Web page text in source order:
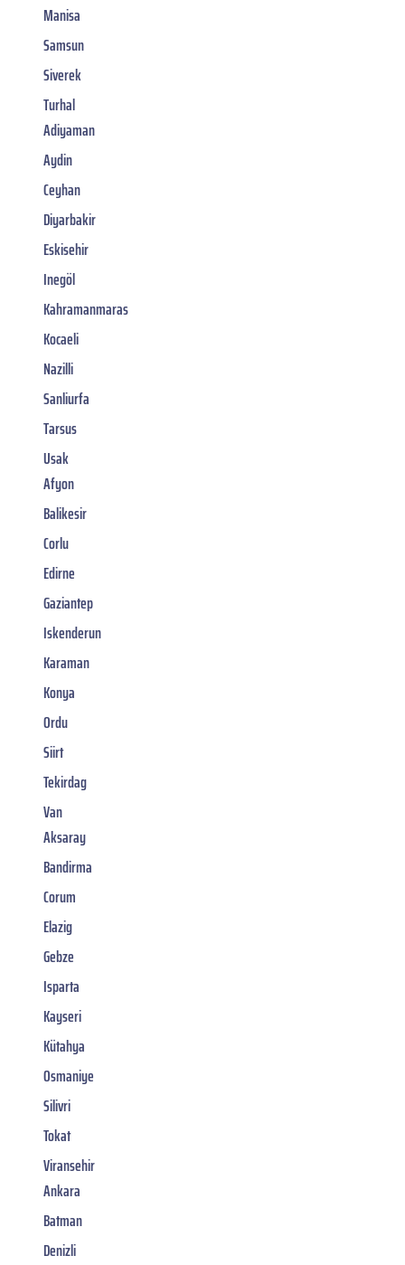
Manisa
Samsun
Siverek
Turhal
Adiyaman
Aydin
Ceyhan
Diyarbakir
Eskisehir
Inegöl
Kahramanmaras
Kocaeli
Nazilli
Sanliurfa
Tarsus
Usak
Afyon
Balikesir
Corlu
Edirne
Gaziantep
Iskenderun
Karaman
Konya
Ordu
Siirt
Tekirdag
Van
Aksaray
Bandirma
Corum
Elazig
Gebze
Isparta
Kayseri
Kütahya
Osmaniye
Silivri
Tokat
Viransehir
Ankara
Batman
Denizli